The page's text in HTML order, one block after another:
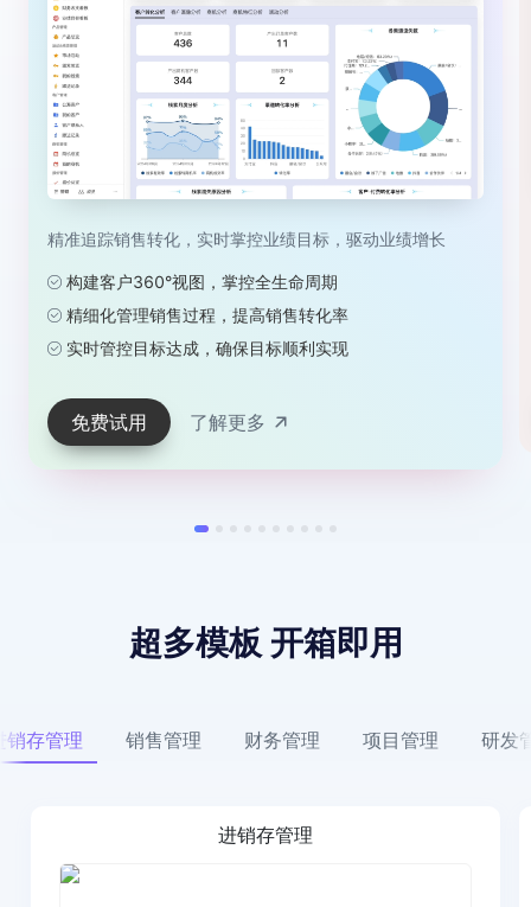
精准追踪销售转化，实时掌控业绩目标，驱动业绩增长
构建客户360°视图，掌控全生命周期
精细化管理销售过程，提高销售转化率
实时管控目标达成，确保目标顺利实现
免费试用 了解更多
超多模板 开箱即用
销存管理 销售管理 财务管理 项目管理 研发
进销存管理